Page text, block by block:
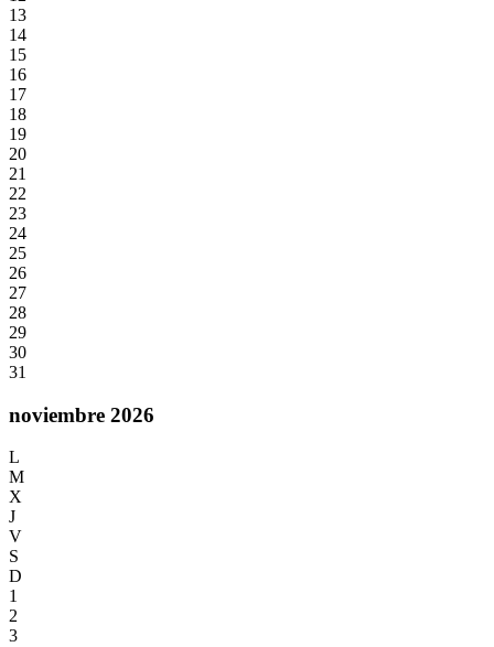
13
14
15
16
17
18
19
20
21
22
23
24
25
26
27
28
29
30
31
noviembre 2026
L
M
X
J
V
S
D
1
2
3